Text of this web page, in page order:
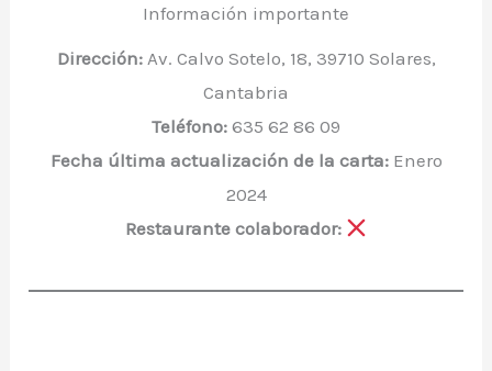
Información importante
Dirección:Av. Calvo Sotelo, 18, 39710 Solares,
Cantabria
Teléfono: 635 62 86 09
Fecha última actualización de la carta:Enero
2024
Restaurante colaborador: